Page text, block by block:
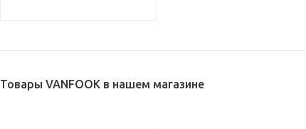
Товары VANFOOK в нашем магазине